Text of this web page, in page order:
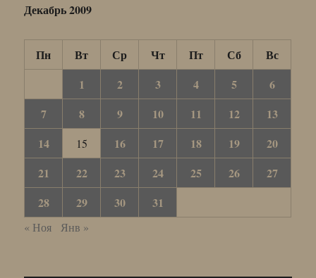
Декабрь 2009
Пн Вт Ср Чт Пт Сб
Вс
1
2 3 4 5
6
7
8 9 10 11 12
13
14
15 16 17 18 19
20
21
22 23 24 25 26
27
28
29 30 31
« Ноя Янв »